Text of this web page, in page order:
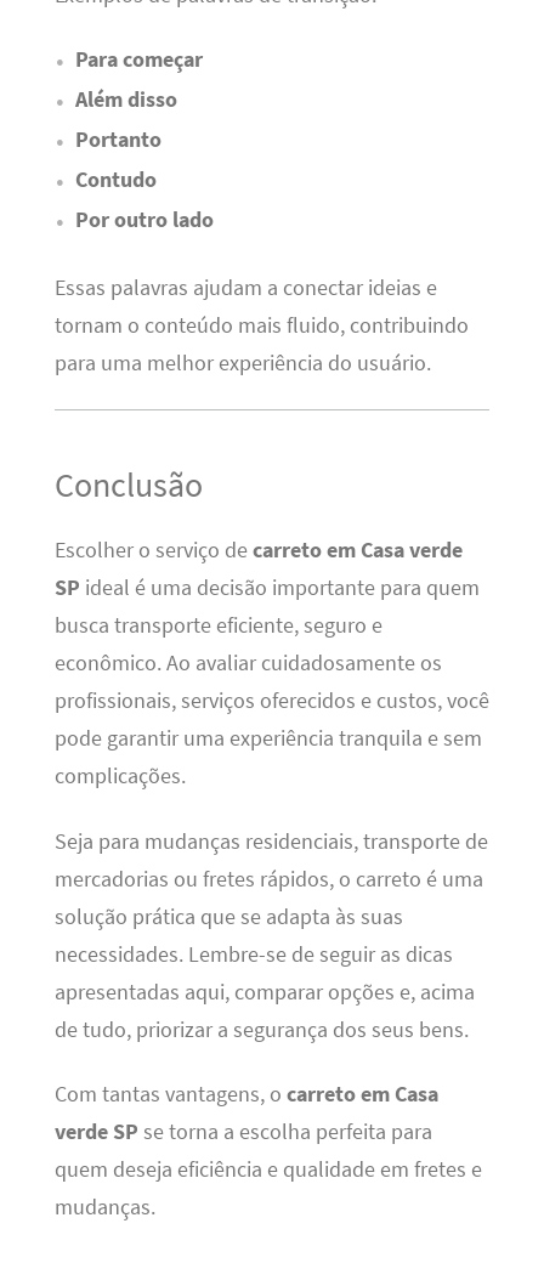
Para começar
Além disso
Portanto
Contudo
Por outro lado
Essas palavras ajudam a conectar ideias e
tornam o conteúdo mais fluido, contribuindo
para uma melhor experiência do usuário.
Conclusão
Escolher o serviço decarreto em Casa verde
SP ideal é uma decisão importante para quem
busca transporte eficiente, seguro e
econômico. Ao avaliar cuidadosamente os
profissionais, serviços oferecidos e custos, você
pode garantir uma experiência tranquila e sem
complicações.
Seja para mudanças residenciais, transporte de
mercadorias ou fretes rápidos, o carreto é uma
solução prática que se adapta às suas
necessidades. Lembre-se de seguir as dicas
apresentadas aqui, comparar opções e, acima
de tudo, priorizar a segurança dos seus bens.
Com tantas vantagens, o carreto em Casa
verde SP se torna a escolha perfeita para
quem deseja eficiência e qualidade em fretes e
mudanças.